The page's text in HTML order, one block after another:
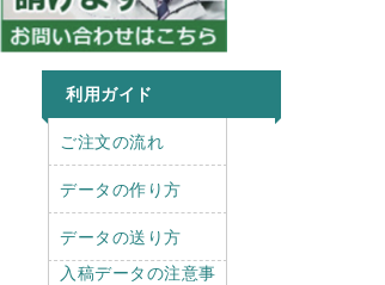
利用ガイド
right
ご注文の流れ
データの作り方
データの送り方
入稿データの注意事